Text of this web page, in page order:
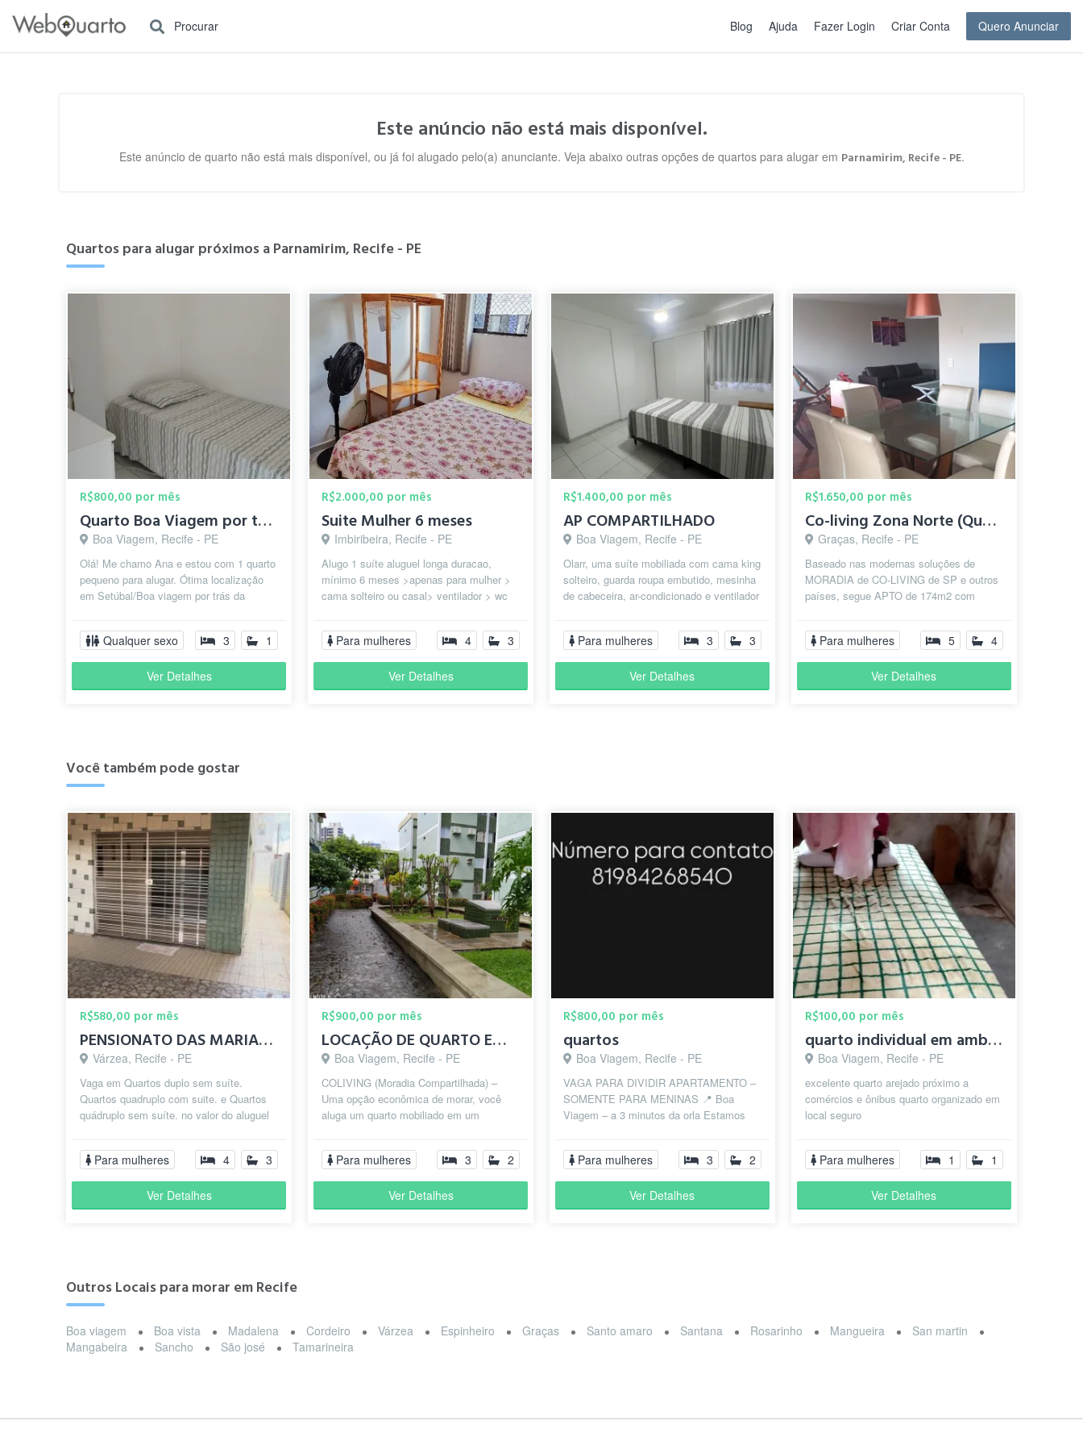
Procurar Blog Ajuda Fazer Login Criar Conta Quero Anunciar
Este anúncio não está mais disponível.
Este anúncio de quarto não está mais disponível, ou já foi alugado pelo(a) anunciante. Veja abaixo outras opções de quartos para alugar em Parnamirim, Recife - PE.
Quartos para alugar próximos a Parnamirim, Recife - PE
R$800,00 por mês
Quarto Boa Viagem por tras da escola americana)
Boa Viagem, Recife - PE
Olá! Me chamo Ana e estou com 1 quarto
pequeno para alugar. Ótima localização
em Setúbal/Boa viagem por trás da
Qualquer sexo 3 1
Ver Detalhes
R$2.000,00 por mês
Suite Mulher 6 meses
Imbiribeira, Recife - PE
Alugo 1 suíte aluguel longa duracao,
mínimo 6 meses >apenas para mulher >
cama solteiro ou casal> ventilador > wc
Para mulheres 4 3
Ver Detalhes
R$1.400,00 por mês
AP COMPARTILHADO
Boa Viagem, Recife - PE
Olarr, uma suíte mobiliada com cama king
solteiro, guarda roupa embutido, mesinha
de cabeceira, ar-condicionado e ventilador
Para mulheres 3 3
Ver Detalhes
R$1.650,00 por mês
Co-living Zona Norte (Quartos nas Graças)
Graças, Recife - PE
Baseado nas modernas soluções de
MORADIA de CO-LIVING de SP e outros
países, segue APTO de 174m2 com
individuais am...
Para mulheres 5 4
Ver Detalhes
Você também pode gostar
R$580,00 por mês
PENSIONATO DAS MARIAS - VAGAS DISPONÍVEL
Várzea, Recife - PE
Vaga em Quartos duplo sem suíte.
Quartos quadruplo com suite. e Quartos
quádruplo sem suíte. no valor do aluguel
Para mulheres 4 3
Ver Detalhes
R$900,00 por mês
LOCAÇÃO DE QUARTO EM BOA VIAGEM
Boa Viagem, Recife - PE
COLIVING (Moradia Compartilhada) –
Uma opção econômica de morar, você
aluga um quarto mobiliado em um
estrutura e p...
Para mulheres 3 2
Ver Detalhes
R$800,00 por mês
quartos
Boa Viagem, Recife - PE
VAGA PARA DIVIDIR APARTAMENTO –
SOMENTE PARA MENINAS 📍 Boa
Viagem – a 3 minutos da orla Estamos
aconchegante e...
Para mulheres 3 2
Ver Detalhes
R$100,00 por mês
quarto individual em ambiente família é tranquilo
Boa Viagem, Recife - PE
excelente quarto arejado próximo a
comércios e ônibus quarto organizado em
local seguro
Para mulheres 1 1
Ver Detalhes
Outros Locais para morar em Recife
Boa viagem Boa vista Madalena Cordeiro Várzea Espinheiro Graças Santo amaro Santana Rosarinho Mangueira
San martin
Mangabeira
Sancho São josé Tamarineira